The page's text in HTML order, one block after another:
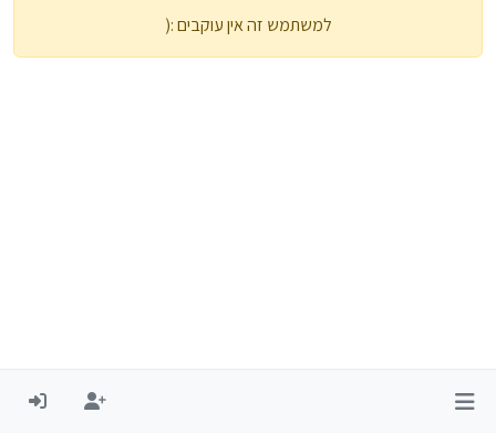
למשתמש זה אין עוקבים :(